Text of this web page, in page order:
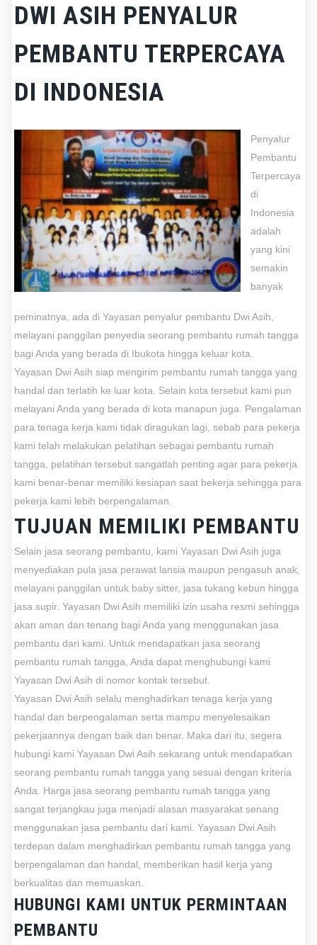
DWI ASIH PENYALUR
PEMBANTU TERPERCAYA
DI INDONESIA
Penyalur
Pembantu
Terpercaya
di
Indonesia
adalah
yang kini
semakin
banyak
peminatnya, ada di Yayasan penyalur pembantu Dwi Asih,
melayani panggilan penyedia seorang pembantu rumah tangga
bagi Anda yang berada di Ibukota hingga keluar kota.
Yayasan Dwi Asih siap mengirim pembantu rumah tangga yang
handal dan terlatih ke luar kota. Selain kota tersebut kami pun
melayani Anda yang berada di kota manapun juga. Pengalaman
para tenaga kerja kami tidak diragukan lagi, sebab para pekerja
kami telah melakukan pelatihan sebagai pembantu rumah
tangga, pelatihan tersebut sangatlah penting agar para pekerja
kami benar-benar memiliki kesiapan saat bekerja sehingga para
pekerja kami lebih berpengalaman.
TUJUAN MEMILIKI PEMBANTU
Selain jasa seorang pembantu, kami Yayasan Dwi Asih juga
menyediakan pula jasa perawat lansia maupun pengasuh anak,
melayani panggilan untuk baby sitter, jasa tukang kebun hingga
jasa supir. Yayasan Dwi Asih memiliki izin usaha resmi sehingga
akan aman dan tenang bagi Anda yang menggunakan jasa
pembantu dari kami. Untuk mendapatkan jasa seorang
pembantu rumah tangga, Anda dapat menghubungi kami
Yayasan Dwi Asih di nomor kontak tersebut.
Yayasan Dwi Asih selalu menghadirkan tenaga kerja yang
handal dan berpengalaman serta mampu menyelesaikan
pekerjaannya dengan baik dan benar. Maka dari itu, segera
hubungi kami Yayasan Dwi Asih sekarang untuk mendapatkan
seorang pembantu rumah tangga yang sesuai dengan kriteria
Anda. Harga jasa seorang pembantu rumah tangga yang
sangat terjangkau juga menjadi alasan masyarakat senang
menggunakan jasa pembantu dari kami. Yayasan Dwi Asih
terdepan dalam menghadirkan pembantu rumah tangga yang
berpengalaman dan handal, memberikan hasil kerja yang
berkualitas dan memuaskan.
HUBUNGI KAMI UNTUK PERMINTAAN
PEMBANTU